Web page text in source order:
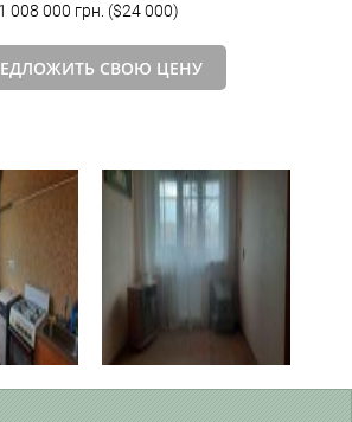
1 008 000 грн. ($24 000)
СВОЮ ЦЕНУ